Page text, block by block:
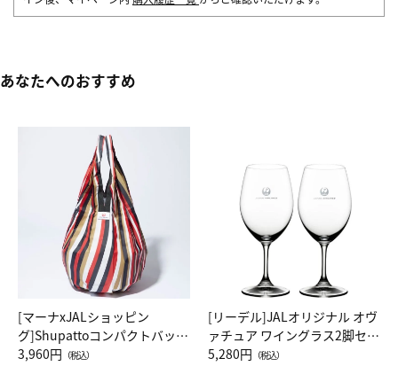
あなたへのおすすめ
[マーナxJALショッピン
グ]Shupattoコンパクトバッグ
Drop JAL客室乗務員（LC）ス
3,960円 （税込）
[リーデル]JALオリジナル オヴ
ァチュア ワイングラス2脚セッ
ト（レッドワイン）
5,280円 （税込）